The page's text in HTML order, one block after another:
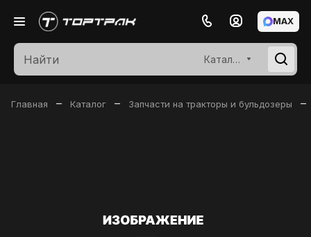
Каталог
MAX
Главная – Каталог – Запчасти на тракторы и бульдозеры –